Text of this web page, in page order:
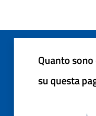
Quanto
su questa